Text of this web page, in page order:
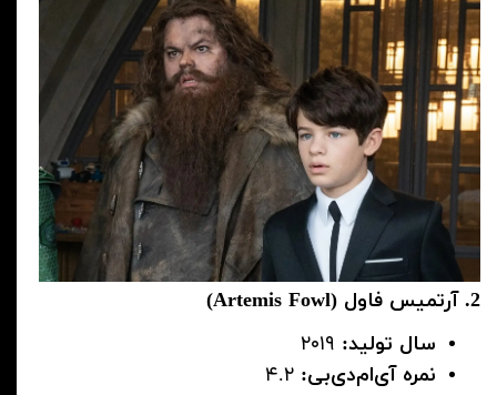
2. آرتمیس فاول (Artemis Fowl)
سال تولید:
نمره آی‌ام‌دی‌بی: